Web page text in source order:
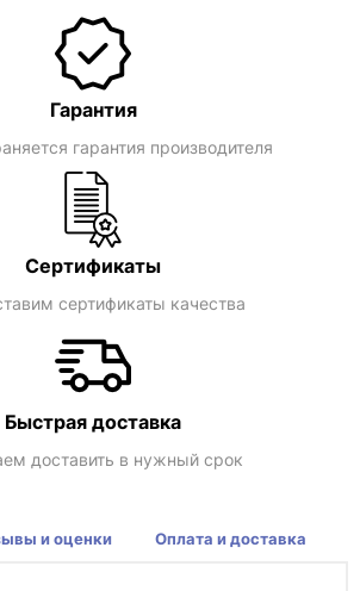
Гарантия
гарантия производителя
Сертификаты
сертификаты качества
Быстрая доставка
доставить в нужный срок
и оценки Оплата и доставка